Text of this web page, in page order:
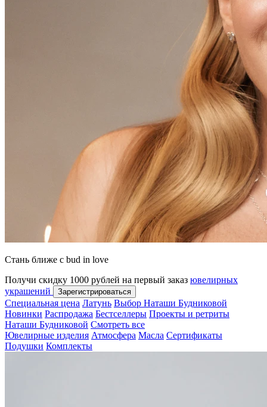
Стань ближе с bud in love
Получи скидку 1000 рублей на первый заказ ювелирных
украшений
Зарегистрироваться
Специальная цена Латунь Выбор Наташи Будниковой
Новинки Распродажа Бестселлеры Проекты и ретриты
Наташи Будниковой Смотреть все
Ювелирные изделия Атмосфера Масла Сертификаты
Подушки Комплекты